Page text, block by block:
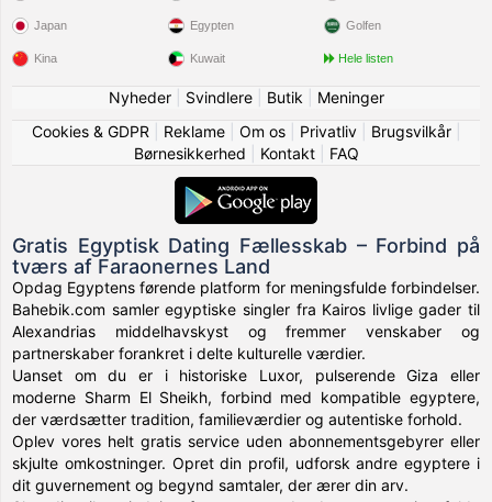
Japan
Kina
Egypten
Kuwait
Golfen
Hele listen
Nyheder| Svindlere| Butik
Meninger
Cookies & GDPR
Reklame| Om os| Privatliv| Brugsvilkår|
Børnesikkerhed
Kontakt| FAQ
Gratis Egyptisk Dating Fællesskab – Forbind på
tværs af Faraonernes Land
Opdag Egyptens førende platform for meningsfulde forbindelser.
Bahebik.com samler egyptiske singler fra Kairos livlige gader til
Alexandrias middelhavskyst og fremmer venskaber og
partnerskaber forankret i delte kulturelle værdier.
Uanset om du er i historiske Luxor, pulserende Giza eller
moderne Sharm El Sheikh, forbind med kompatible egyptere,
der værdsætter tradition, familieværdier og autentiske forhold.
Oplev vores helt gratis service uden abonnementsgebyrer eller
skjulte omkostninger. Opret din profil, udforsk andre egyptere i
dit guvernement og begynd samtaler, der ærer din arv.